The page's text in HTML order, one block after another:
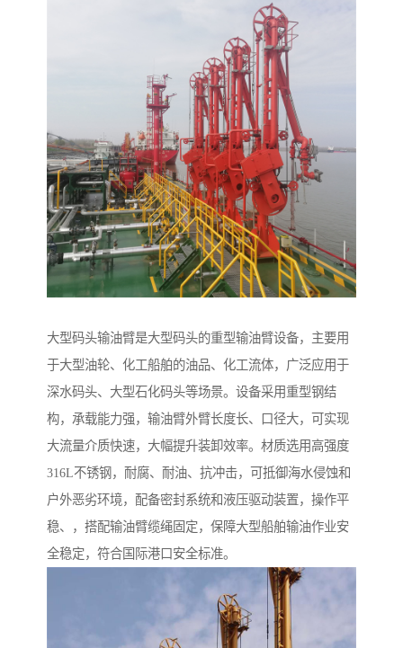
大型码头输油臂是大型码头的重型输油臂设备，主要用
于大型油轮、化工船舶的油品、化工流体，广泛应用于
深水码头、大型石化码头等场景。设备采用重型钢结
构，承载能力强，输油臂外臂长度长、口径大，可实现
大流量介质快速，大幅提升装卸效率。材质选用高强度
316L不锈钢，耐腐、耐油、抗冲击，可抵御海水侵蚀和
户外恶劣环境，配备密封系统和液压驱动装置，操作平
稳、，搭配输油臂缆绳固定，保障大型船舶输油作业安
全稳定，符合国际港口安全标准。